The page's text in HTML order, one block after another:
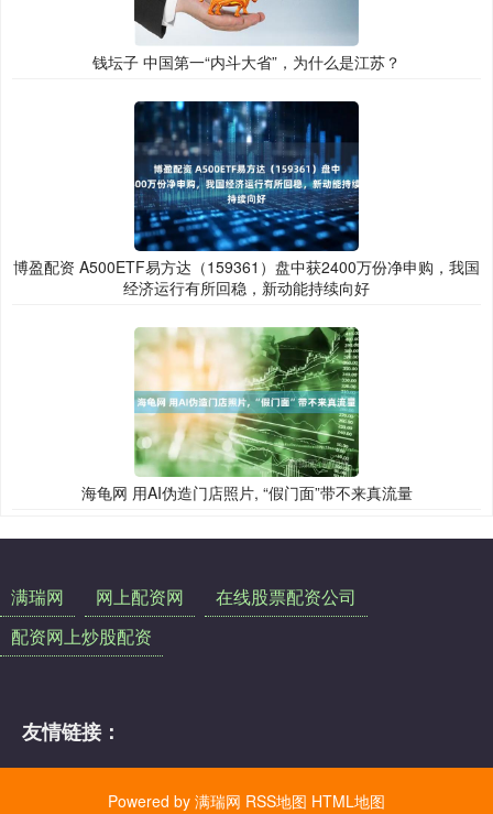
钱坛子 中国第一“内斗大省”，为什么是江苏？
博盈配资 A500ETF易方达（159361）盘中获2400万份净申购，我国
经济运行有所回稳，新动能持续向好
海龟网 用AI伪造门店照片, “假门面”带不来真流量
满瑞网 网上配资网
在线股票配资公司
配资网上炒股配资
友情链接：
Powered by 满瑞网 RSS地图 HTML地图